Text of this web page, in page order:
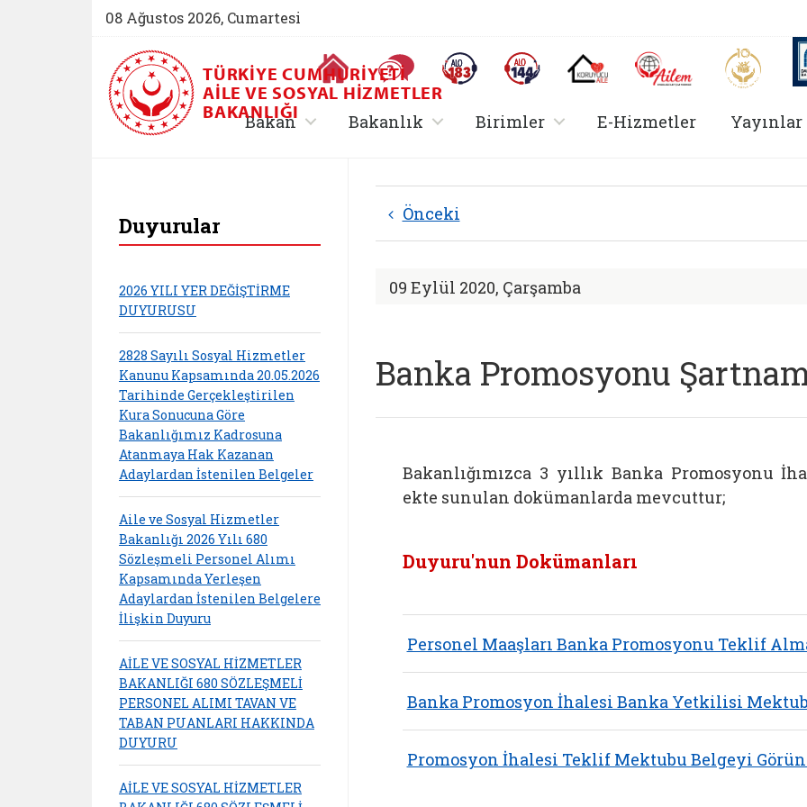
08 Ağustos 2026, Cumartesi
Ana Sayfa Sıkça Sorulan SorularAlo 183 (yeni sekmede açılır)Alo 144 (yeni sekmede açılır)Koruyucu Aile (yeni sekmede açılır)
AİLEM İletişim Aile ve
TÜRKIYE CUMHURIYETI
AILE VE SOSYAL HIZMETLER
BAKANLIĞI
Bakan, alt menü içerir
Bakanlık , alt menü içerir
Birimler, alt menü içerir
E-Hizmetler Yayınlar
T.C. Aile ve Sosyal Hizmetler
Duyurular
2026 YILI YER DEĞİŞTİRME
DUYURUSU
2828 Sayılı Sosyal Hizmetler
Kanunu Kapsamında 20.05.2026
Tarihinde Gerçekleştirilen
Kura Sonucuna Göre
Bakanlığımız Kadrosuna
Atanmaya Hak Kazanan
Adaylardan İstenilen Belgeler
Aile ve Sosyal Hizmetler
Bakanlığı 2026 Yılı 680
Sözleşmeli Personel Alımı
Kapsamında Yerleşen
Adaylardan İstenilen Belgelere
İlişkin Duyuru
AİLE VE SOSYAL HİZMETLER
BAKANLIĞI 680 SÖZLEŞMELİ
PERSONEL ALIMI TAVAN VE
TABAN PUANLARI HAKKINDA
DUYURU
AİLE VE SOSYAL HİZMETLER
Önceki
09 Eylül 2020, Çarşamba
Banka Promosyonu
Bakanlığımızca 3 yıllık Banka Promosyonu
ekte sunulan dokümanlarda mevcuttur;
Duyuru'nun Dokümanları
Personel Maaşları Banka Promosyonu Teklif
Banka Promosyon İhalesi Banka Yetkilisi
Promosyon İhalesi Teklif Mektubu Belgeyi